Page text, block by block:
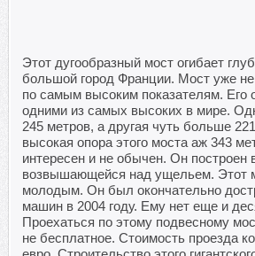
Этот дугообразный мост огибает
большой город Франции. Мост уже
по самым высоким показателям. Его
одними из самых высоких в мире.
245 метров, а другая чуть больше
высокая опора этого моста аж 343
интересен и не обычен. Он построен
возвышающейся над ущельем. Этот
молодым. Он был окончательно
машин в 2004 году. Ему нет еще и
Проехаться по этому подвесному
не бесплатное. Стоимость проезда